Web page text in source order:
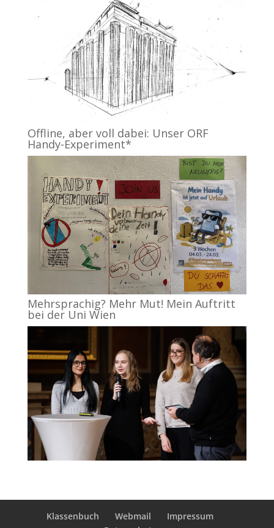
Offline, aber voll dabei: Unser ORF
Handy-Experiment*
Mehrsprachig? Mehr Mut! Mein Auftritt
bei der Uni Wien
Klassenbuch Webmail
Impressum